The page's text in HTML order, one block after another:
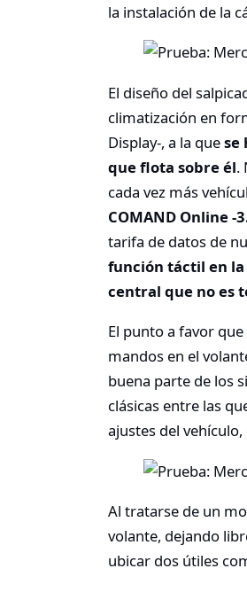
la instalación de la
El diseño del
climatización en
Display-, a la quese
que flota sobre él.
cada vez más
COMAND Online -
tarifa de datos de
función táctil en la
central que no es
El punto a favor
mandos en el
buena parte de los
clásicas entre las
ajustes del
Al tratarse de un
volante, dejando
ubicar dos útiles